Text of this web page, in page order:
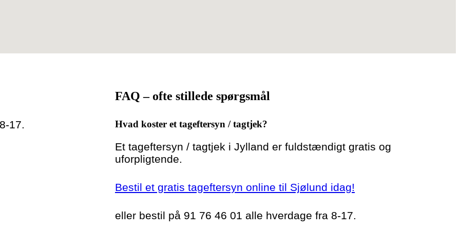
17.
FAQ – ofte stillede spørgsmål
Hvad koster et tageftersyn / tagtjek?
Et tageftersyn / tagtjek i Jylland er fuldstændigt gratis og
uforpligtende.
Bestil et gratis tageftersyn online til Sjølund idag!
eller bestil på 91 76 46 01 alle hverdage fra 8-17.